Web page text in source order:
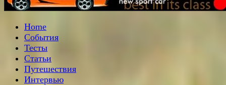
Home
События
Тесты
Статьи
Путешествия
Интервью